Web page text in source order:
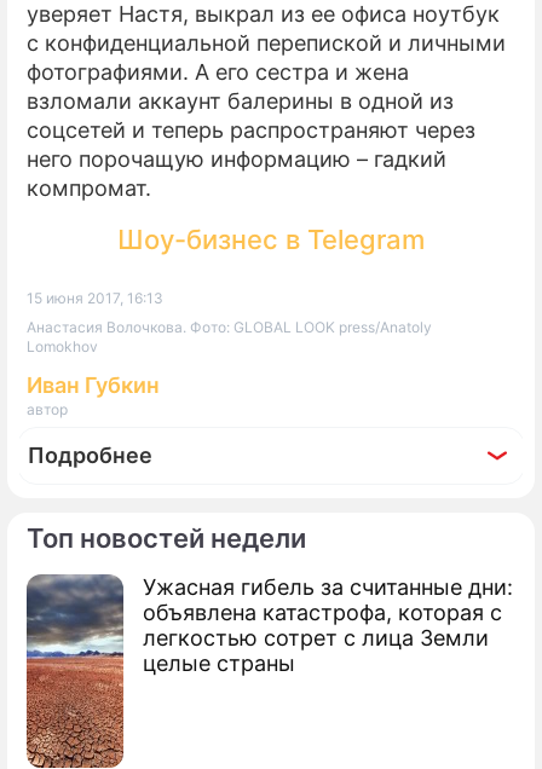
Топ новостей недели
Ужасная гибель за считанные дни:
объявлена катастрофа, которая с
легкостью сотрет с лица Земли
целые страны
уверяет Настя, выкрал из ее офиса ноутбук
с конфиденциальной перепиской и личными
фотографиями. А его сестра и жена
взломали аккаунт балерины в одной из
соцсетей и теперь распространяют через
него порочащую информацию – гадкий
компромат.
Шоу-бизнес в Telegram
15 июня 2017, 16:13
Анастасия Волочкова. Фото: GLOBAL LOOK press/Anatoly
Lomokhov
Иван Губкин
автор
Подробнее
По теме
Продолжение: Как Волочкова
пригрела на груди альфонса